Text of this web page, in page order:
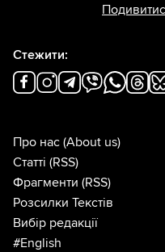
Стежити:
Про нас (About us)
Статті (RSS)
Фрагменти (RSS)
Розсилки Текстів
Вибір редакції
#English